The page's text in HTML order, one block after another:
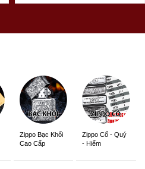
Zippo Bạc Khối
Cao Cấp
Zippo Cổ - Quý
- Hiếm